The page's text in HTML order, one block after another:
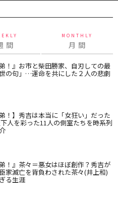
間
MONTHLY
月 間
弟！』お市と柴田勝家、自刃しての最
の句」…運命を共にした２人の悲劇
弟！】秀吉は本当に「女狂い」だった
人を彩った11人の側室たちを時系列
弟！』茶々＝悪女はほぼ創作？秀吉が
家滅亡を背負わされた茶々(井上和)
る生涯